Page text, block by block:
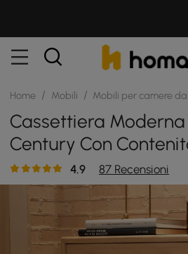
Home / Mobili / Mobili per camere
Cassettiera
Century Con
Cassetti In Legno Di
4.9 87 Recensioni